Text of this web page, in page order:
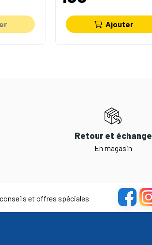
Ajouter
Retour et échange
En magasin
et offres spéciales